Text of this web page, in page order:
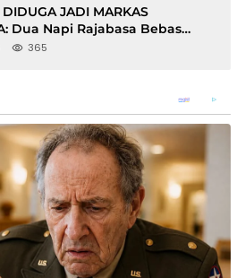
DIDUGA JADI MARKAS
Dua Napi Rajabasa Bebas
Muncul Dugaan
365